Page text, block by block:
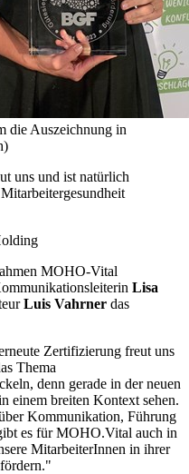
die Auszeichnung in
uns und ist natürlich
MOHO-Vital
Lisa
Luis Vahrner das
Zertifizierung freut uns
Thema
denn gerade in der neuen
einem breiten Kontext sehen.
Kommunikation, Führung
es für MOHO.Vital auch in
MitarbeiterInnen in ihrer